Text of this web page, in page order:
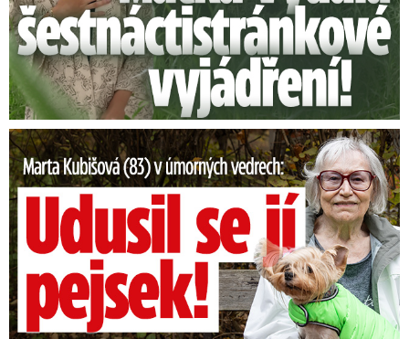
Marta Kubišová (83) v úmorných vedrech: Udusil se jí pejsek!